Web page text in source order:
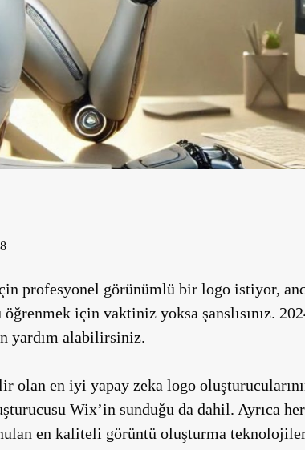
profesyonel görünümlü bir logo istiyor,
öğrenmek için vaktiniz yoksa şanslısınız.
yardım alabilirsiniz.
olan en iyi yapay zeka logo
Wix’in sunduğu da dahil. Ayrıca
en kaliteli görüntü oluşturma